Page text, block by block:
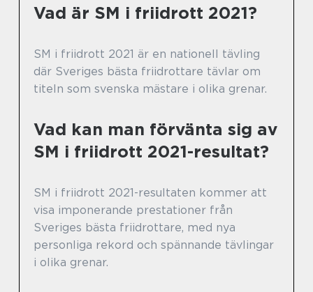
Vad är SM i friidrott 2021?
SM i friidrott 2021 är en nationell tävling
där Sveriges bästa friidrottare tävlar om
titeln som svenska mästare i olika grenar.
Vad kan man förvänta sig av
SM i friidrott 2021-resultat?
SM i friidrott 2021-resultaten kommer att
visa imponerande prestationer från
Sveriges bästa friidrottare, med nya
personliga rekord och spännande tävlingar
i olika grenar.